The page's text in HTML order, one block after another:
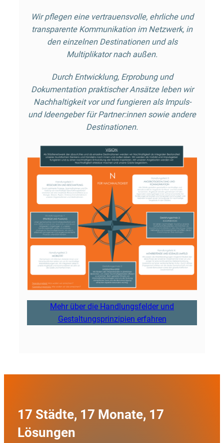
Wir pflegen eine vertrauensvolle, ehrliche und
transparente Kommunikation im Netzwerk, in
den einzelnen Destinationen und als
Multiplikator nach außen.
Durch Entwicklung, Erprobung und
Dokumentation praktischer Ansätze leben wir
Nachhaltigkeit vor und fungieren als Impuls-
und Ideengeber für Partner:innen sowie andere
Destinationen.
Mehr über die Handlungsfelder und
Gestaltungsprinzipien erfahren
17 Städte, 17 Monate, 17
Lösungen